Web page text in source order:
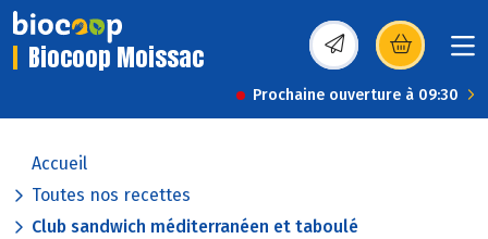
Biocoop Moissac (s’ouvre dans une
Prochaine ouverture à 09:30
Accueil
Toutes nos recettes
Club sandwich méditerranéen et taboulé